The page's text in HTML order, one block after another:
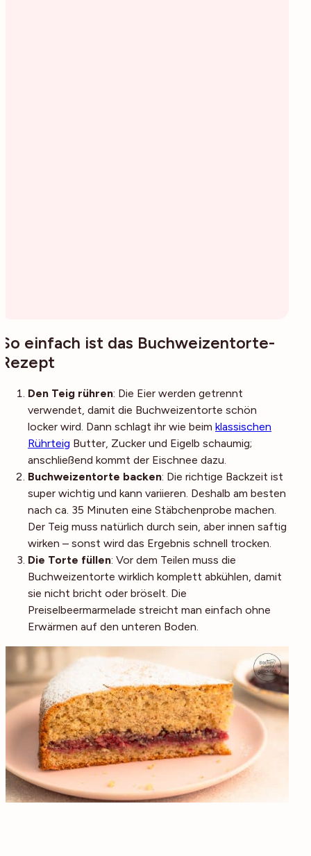
So einfach ist das Buchweizentorte-
Rezept
Den Teig rühren: Die Eier werden getrennt
verwendet, damit die Buchweizentorte schön
locker wird. Dann schlagt ihr wie beim klassischen
Rührteig Butter, Zucker und Eigelb schaumig;
anschließend kommt der Eischnee dazu.
Buchweizentorte backen: Die richtige Backzeit ist
super wichtig und kann variieren. Deshalb am besten
nach ca. 35 Minuten eine Stäbchenprobe machen.
Der Teig muss natürlich durch sein, aber innen saftig
wirken – sonst wird das Ergebnis schnell trocken.
Die Torte füllen: Vor dem Teilen muss die
Buchweizentorte wirklich komplett abkühlen, damit
sie nicht bricht oder bröselt. Die
Preiselbeermarmelade streicht man einfach ohne
Erwärmen auf den unteren Boden.